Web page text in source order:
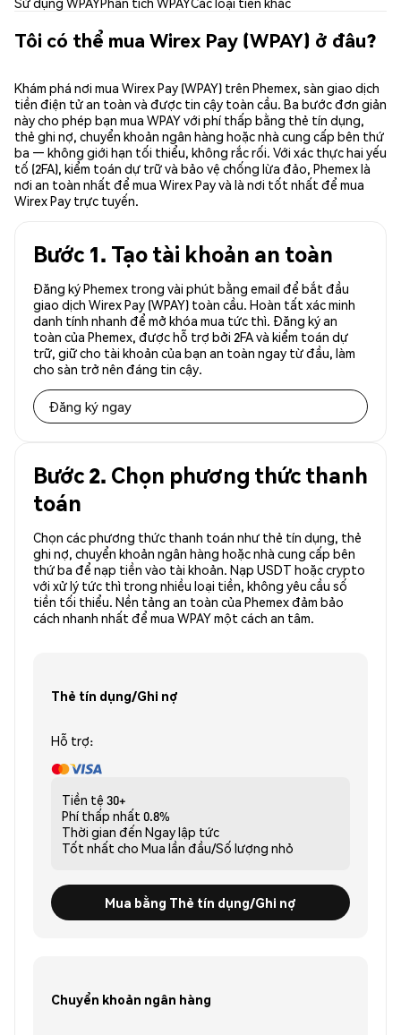
Tôi có thể mua Wirex Pay (WPAY) ở đâu?
Khám phá nơi mua Wirex Pay (WPAY) trên Phemex, sàn giao dịch
tiền điện tử an toàn và được tin cậy toàn cầu. Ba bước đơn giản
này cho phép bạn mua WPAY với phí thấp bằng thẻ tín dụng,
thẻ ghi nợ, chuyển khoản ngân hàng hoặc nhà cung cấp bên thứ
ba — không giới hạn tối thiểu, không rắc rối. Với xác thực hai yếu
tố (2FA), kiểm toán dự trữ và bảo vệ chống lừa đảo, Phemex là
nơi an toàn nhất để mua Wirex Pay và là nơi tốt nhất để mua
Wirex Pay trực tuyến.
Bước 1. Tạo tài khoản an toàn
Đăng ký Phemex trong vài phút bằng email để bắt đầu
giao dịch Wirex Pay (WPAY) toàn cầu. Hoàn tất xác minh
danh tính nhanh để mở khóa mua tức thì. Đăng ký an
toàn của Phemex, được hỗ trợ bởi 2FA và kiểm toán dự
trữ, giữ cho tài khoản của bạn an toàn ngay từ đầu, làm
cho sàn trở nên đáng tin cậy.
Đăng ký ngay
Bước 2. Chọn phương thức thanh
toán
Chọn các phương thức thanh toán như thẻ tín dụng, thẻ
ghi nợ, chuyển khoản ngân hàng hoặc nhà cung cấp bên
thứ ba để nạp tiền vào tài khoản. Nạp USDT hoặc crypto
với xử lý tức thì trong nhiều loại tiền, không yêu cầu số
tiền tối thiểu. Nền tảng an toàn của Phemex đảm bảo
cách nhanh nhất để mua WPAY một cách an tâm.
Thẻ tín dụng/Ghi nợ
Hỗ trợ:
Tiền tệ 30+
Phí thấp nhất 0.8%
Thời gian đến Ngay lập tức
Tốt nhất cho Mua lần đầu/Số lượng nhỏ
Mua bằng Thẻ tín dụng/Ghi nợ
Chuyển khoản ngân hàng